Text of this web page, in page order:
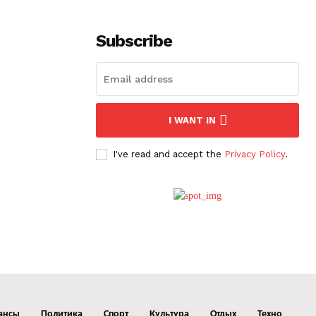
Subscribe
I WANT IN
I've read and accept the Privacy Policy.